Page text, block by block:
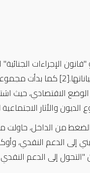
الإجراءات
[2]كما بدأت
الاقتصادي، حيث
الديون والأثار
من الداخل،
إلى الدعم النقدي،
إلى الدعم النقدي